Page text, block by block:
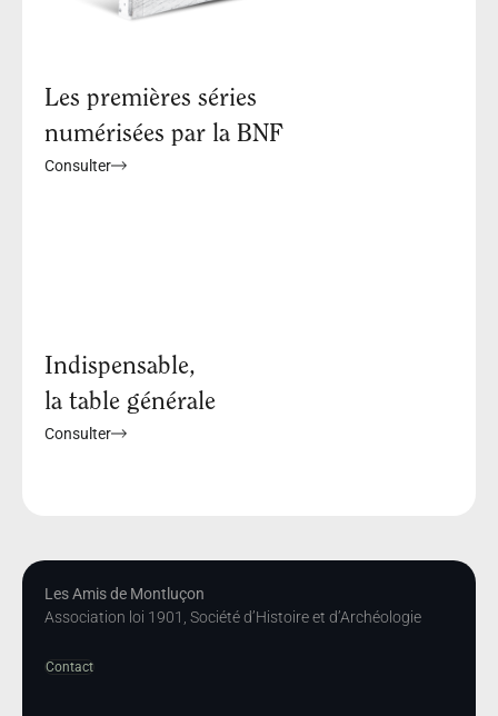
Les premières séries
numérisées par la BNF
Consulter
Indispensable,
la table générale
Consulter
Les Amis de Montluçon
Association loi 1901, Société d’Histoire et d’Archéologie
Contact